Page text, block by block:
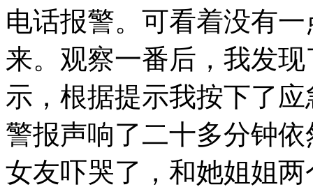
电话报警。可看着没有
来。观察一番后，我发
示，根据提示我按下了
警报声响了二十多分钟
女友吓哭了，和她姐姐